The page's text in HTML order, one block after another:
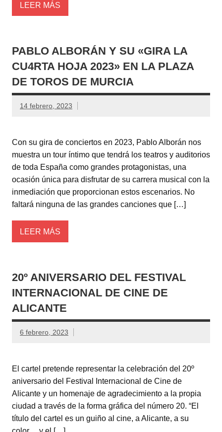
LEER MÁS
PABLO ALBORÁN Y SU «GIRA LA
CU4RTA HOJA 2023» EN LA PLAZA
DE TOROS DE MURCIA
14 febrero, 2023
Con su gira de conciertos en 2023, Pablo Alborán nos
muestra un tour íntimo que tendrá los teatros y auditorios
de toda España como grandes protagonistas, una
ocasión única para disfrutar de su carrera musical con la
inmediación que proporcionan estos escenarios. No
faltará ninguna de las grandes canciones que […]
LEER MÁS
20º ANIVERSARIO DEL FESTIVAL
INTERNACIONAL DE CINE DE
ALICANTE
6 febrero, 2023
El cartel pretende representar la celebración del 20º
aniversario del Festival Internacional de Cine de
Alicante y un homenaje de agradecimiento a la propia
ciudad a través de la forma gráfica del número 20. “El
título del cartel es un guiño al cine, a Alicante, a su